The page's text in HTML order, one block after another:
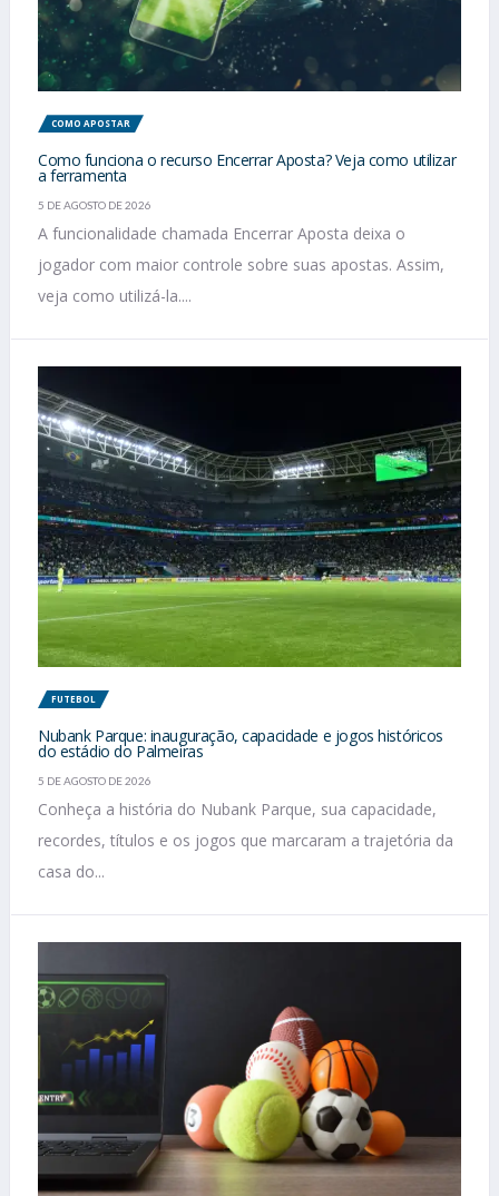
COMO APOSTAR
Como funciona o recurso Encerrar Aposta? Veja como utilizar
a ferramenta
5 DE AGOSTO DE 2026
A funcionalidade chamada Encerrar Aposta deixa o
jogador com maior controle sobre suas apostas. Assim,
veja como utilizá-la....
FUTEBOL
Nubank Parque: inauguração, capacidade e jogos históricos
do estádio do Palmeiras
5 DE AGOSTO DE 2026
Conheça a história do Nubank Parque, sua capacidade,
recordes, títulos e os jogos que marcaram a trajetória da
casa do...